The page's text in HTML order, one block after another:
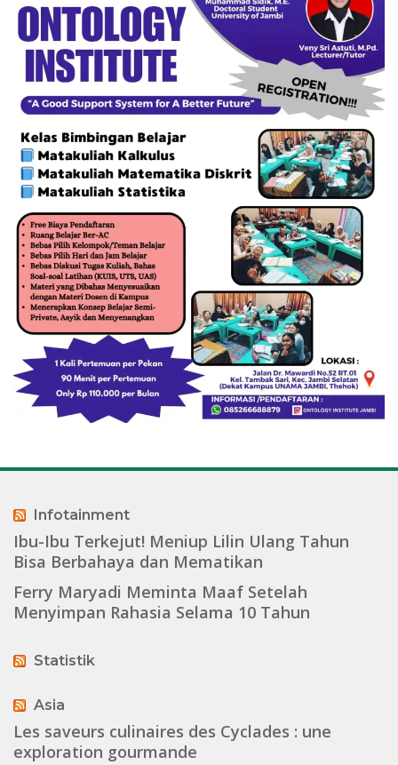
Infotainment
Ibu-Ibu Terkejut! Meniup Lilin Ulang Tahun
Bisa Berbahaya dan Mematikan
Ferry Maryadi Meminta Maaf Setelah
Menyimpan Rahasia Selama 10 Tahun
Statistik
Asia
Les saveurs culinaires des Cyclades : une
exploration gourmande